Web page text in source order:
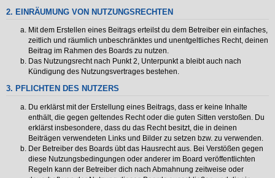
2. EINRÄUMUNG VON NUTZUNGSRECHTEN
Mit dem Erstellen eines Beitrags erteilst du dem Betreiber ein einfaches,
zeitlich und räumlich unbeschränktes und unentgeltliches Recht, deinen
Beitrag im Rahmen des Boards zu nutzen.
Das Nutzungsrecht nach Punkt 2, Unterpunkt a bleibt auch nach
Kündigung des Nutzungsvertrages bestehen.
3. PFLICHTEN DES NUTZERS
Du erklärst mit der Erstellung eines Beitrags, dass er keine Inhalte
enthält, die gegen geltendes Recht oder die guten Sitten verstoßen. Du
erklärst insbesondere, dass du das Recht besitzt, die in deinen
Beiträgen verwendeten Links und Bilder zu setzen bzw. zu verwenden.
Der Betreiber des Boards übt das Hausrecht aus. Bei Verstößen gegen
diese Nutzungsbedingungen oder anderer im Board veröffentlichten
Regeln kann der Betreiber dich nach Abmahnung zeitweise oder